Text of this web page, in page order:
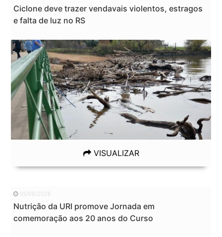
Ciclone deve trazer vendavais violentos, estragos
e falta de luz no RS
VISUALIZAR
05/08/2026
Nutrição da URI promove Jornada em
comemoração aos 20 anos do Curso